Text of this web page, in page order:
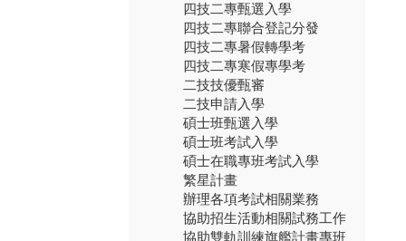
四技二專甄選入學
四技二專聯合登記分發
四技二專暑假轉學考
四技二專寒假專學考
二技技優甄審
二技申請入學
碩士班甄選入學
碩士班考試入學
碩士在職專班考試入學
繁星計畫
辦理各項考試相關業務
協助招生活動相關試務工作
協助雙軌訓練旗艦計畫專班